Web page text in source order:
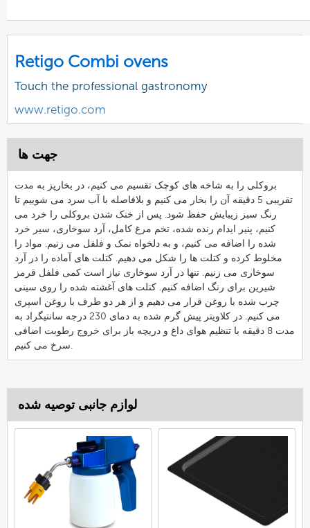
Retigo Combi ovens
Touch the professional gastronomy
www.retigo.com
جهت ها
بروکلی را به شاخه های کوچک تقسیم می کنیم، در بخارپز به مدت
تقریبی 5 دقیقه آن را بخار می کنیم و بلافاصله با آب سرد می شوییم تا
رنگ سبز زیبایش حفظ شود. پس از خنک شدن بروکلی را خرد می
کنیم، پنیر ایدام رنده شده، تخم مرغ کامل، آرد سوخاری، سیر خرد
شده را اضافه می کنیم، و به دلخواه نمک و فلفل می زنیم. مواد را
مخلوط کرده و کتلت ها را شکل می دهیم. کتلت های آماده را در آرد
سوخاری می زنیم. تنها در آرد سوخاری نیاز است کمی فلفل قرمز
شیرین برای رنگ اضافه کنیم. کتلت های آغشته شده را روی سینی
چرب شده با روغن قرار می دهیم و از هر دو طرف با روغن اسپری
می کنیم. در کلاویتر پیش گرم شده به دمای 230 درجه سانتیگراد به
مدت 8 دقیقه با تنظیم هوای داغ و دریچه باز برای خروج رطوبت اضافی
سرخ می کنیم.
لوازم جانبی توصیه شده